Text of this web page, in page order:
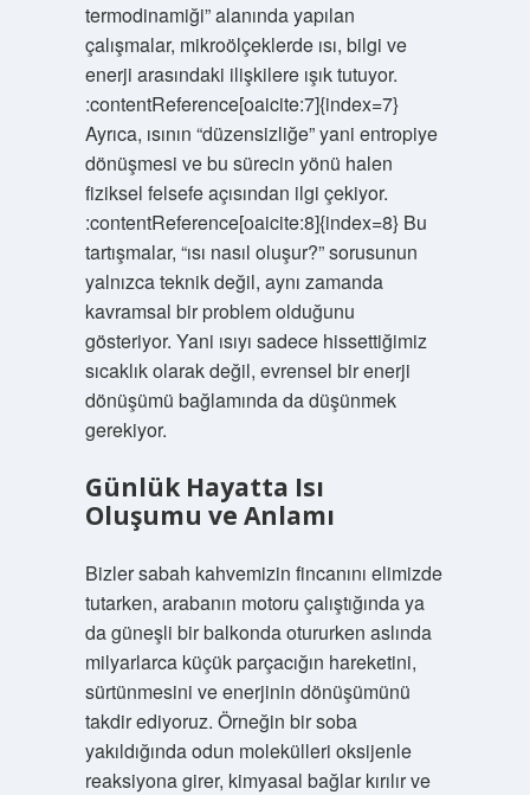
termodinamiği” alanında yapılan
çalışmalar, mikroölçeklerde ısı, bilgi ve
enerji arasındaki ilişkilere ışık tutuyor.
:contentReference[oaicite:7]{index=7}
Ayrıca, ısının “düzensizliğe” yani entropiye
dönüşmesi ve bu sürecin yönü halen
fiziksel felsefe açısından ilgi çekiyor.
:contentReference[oaicite:8]{index=8} Bu
tartışmalar, “ısı nasıl oluşur?” sorusunun
yalnızca teknik değil, aynı zamanda
kavramsal bir problem olduğunu
gösteriyor. Yani ısıyı sadece hissettiğimiz
sıcaklık olarak değil, evrensel bir enerji
dönüşümü bağlamında da düşünmek
gerekiyor.
Günlük Hayatta Isı
Oluşumu ve Anlamı
Bizler sabah kahvemizin fincanını elimizde
tutarken, arabanın motoru çalıştığında ya
da güneşli bir balkonda otururken aslında
milyarlarca küçük parçacığın hareketini,
sürtünmesini ve enerjinin dönüşümünü
takdir ediyoruz. Örneğin bir soba
yakıldığında odun molekülleri oksijenle
reaksiyona girer, kimyasal bağlar kırılır ve